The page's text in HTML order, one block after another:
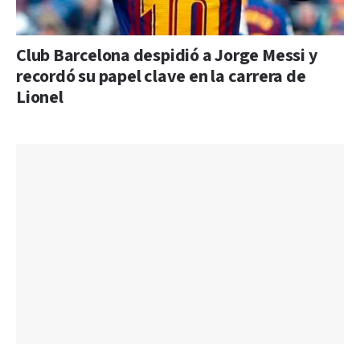
Club Barcelona despidió a Jorge Messi y
recordó su papel clave en la carrera de
Lionel